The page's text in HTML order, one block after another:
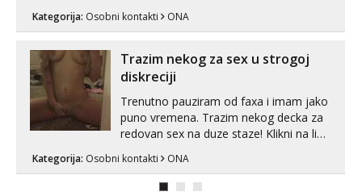
Kategorija: Osobni kontakti ONA
Trazim nekog za sex u strogoj
diskreciji
Trenutno pauziram od faxa i imam jako
puno vremena. Trazim nekog decka za
redovan sex na duze staze! Klikni na link
Kategorija: Osobni kontakti ONA